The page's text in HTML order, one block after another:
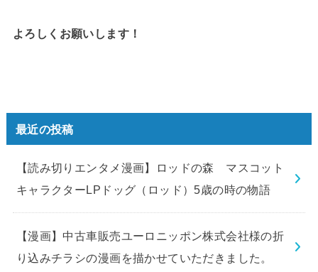
よろしくお願いします！
最近の投稿
【読み切りエンタメ漫画】ロッドの森 マスコット
キャラクターLPドッグ（ロッド）5歳の時の物語
【漫画】中古車販売ユーロニッポン株式会社様の折
り込みチラシの漫画を描かせていただきました。